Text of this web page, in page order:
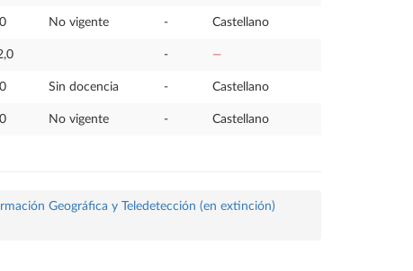
No vigente - Castellano
- —
Sin docencia - Castellano
No vigente - Castellano
Geográfica y Teledetección (en extinción)